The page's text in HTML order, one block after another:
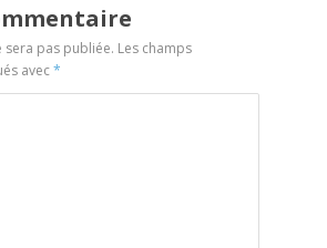
sera pas publiée. Les champs
avec*